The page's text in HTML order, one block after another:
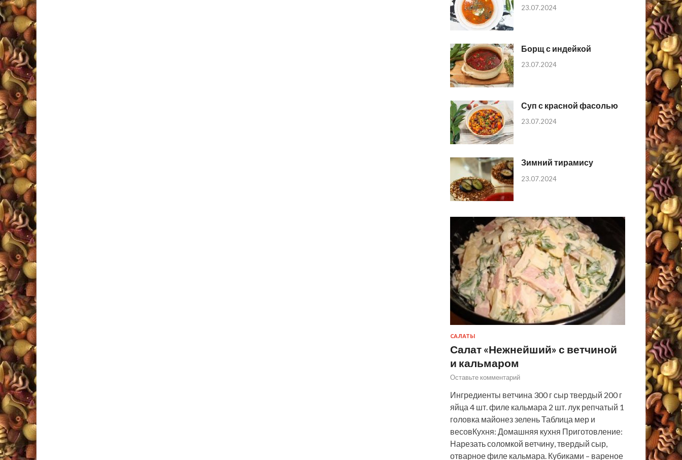
23.07.2024
Борщ с индейкой
23.07.2024
Суп с красной фасолью
23.07.2024
Зимний тирамису
23.07.2024
САЛАТЫ
Салат «Нежнейший» с ветчиной
и кальмаром
Оставьте комментарий
Ингредиенты ветчина 300 г сыр твердый 200 г
яйца 4 шт. филе кальмара 2 шт. лук репчатый 1
головка майонез зелень Таблица мер и
весовКухня: Домашняя кухня Приготовление:
Нарезать соломкой ветчину, твердый сыр,
отварное филе кальмара. Кубиками – вареное